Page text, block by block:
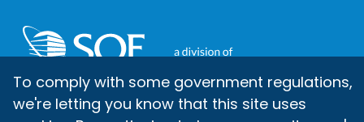
To comply with some government regulations,
we're letting you know that this site uses